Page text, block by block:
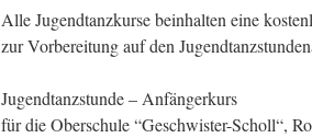
Alle Jugendtanzkurse beinhalten eine
zur Vorbereitung auf den
Jugendtanzstunde – Anfängerkurs
für die Oberschule “Geschwister-Scholl“,